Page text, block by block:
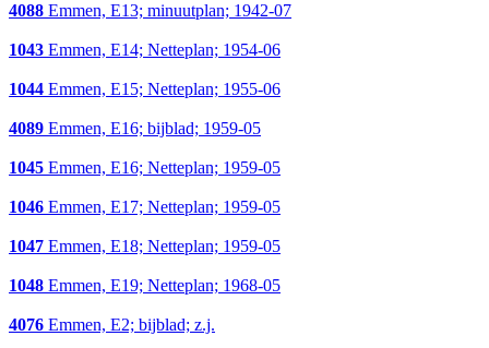
4088 Emmen, E13; minuutplan; 1942-07
1043 Emmen, E14; Netteplan; 1954-06
1044 Emmen, E15; Netteplan; 1955-06
4089 Emmen, E16; bijblad; 1959-05
1045 Emmen, E16; Netteplan; 1959-05
1046 Emmen, E17; Netteplan; 1959-05
1047 Emmen, E18; Netteplan; 1959-05
1048 Emmen, E19; Netteplan; 1968-05
4076 Emmen, E2; bijblad; z.j.